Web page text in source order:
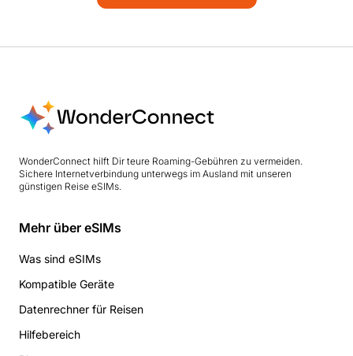
WonderConnect hilft Dir teure Roaming-Gebühren zu vermeiden.
Sichere Internetverbindung unterwegs im Ausland mit unseren
günstigen Reise eSIMs.
Mehr über eSIMs
Was sind eSIMs
Kompatible Geräte
Datenrechner für Reisen
Hilfebereich